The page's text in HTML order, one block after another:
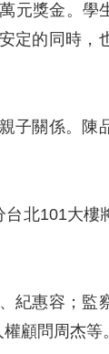
元獎金。學
定的同時，
子關係。陳
北101大樓
紀惠容；監
顧問周杰等。